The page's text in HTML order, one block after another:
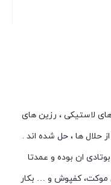
لاستیكی ، رزین های
حلال ها ، حل شده اند .
ان بوده و عمدتا
موكت، كفپوش و … بكار